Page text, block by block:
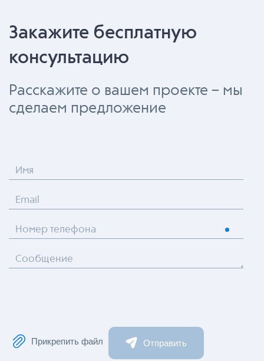
Закажите бесплатную
консультацию
Расскажите о вашем проекте – мы
сделаем предложение
Имя
Email
Номер телефона
Сообщение
Прикрепить файл Отправить